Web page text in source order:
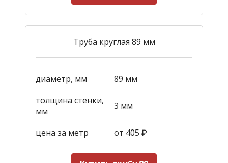
Труба круглая 89 мм
диаметр, мм
89 мм
толщина стенки,
мм
3 мм
цена за метр от 405 ₽